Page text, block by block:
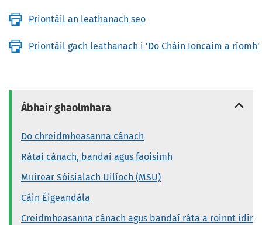
Priontáil an leathanach seo
Priontáil gach leathanach i 'Do Cháin Ioncaim a ríomh'
Ábhair ghaolmhara
Do chreidmheasanna cánach
Rátaí cánach, bandaí agus faoisimh
Muirear Sóisialach Uilíoch (MSU)
Cáin Éigeandála
Creidmheasanna cánach agus bandaí ráta a roinnt idir